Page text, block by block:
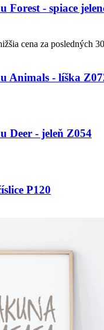
Forest - spiace
cena za posledných
Animals - líška
Deer - jeleň Z054
P120